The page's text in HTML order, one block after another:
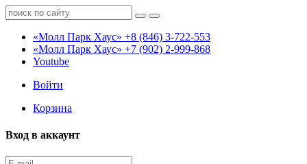
«Молл Парк Хаус» +8 (846) 3-722-553
«Молл Парк Хаус» +7 (902) 2-999-868
Youtube
Войти
Корзина
Вход в аккаунт